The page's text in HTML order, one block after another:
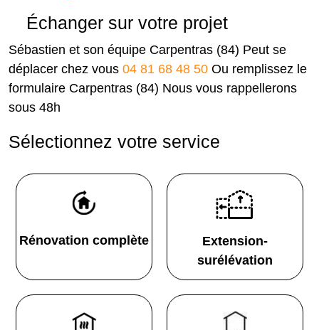
Échanger sur votre projet
Sébastien et son équipe Carpentras (84) Peut se
déplacer chez vous 04 81 68 48 50 Ou remplissez le
formulaire Carpentras (84) Nous vous rappellerons
sous 48h
Sélectionnez votre service
Rénovation complète
Extension-
surélévation